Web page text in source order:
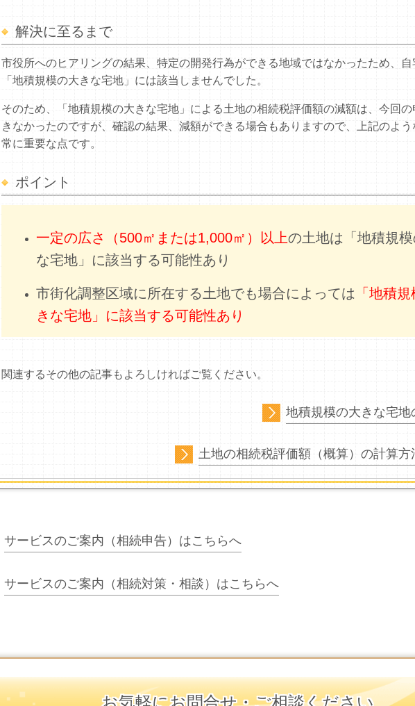
解決に至るまで
市役所へのヒアリングの結果、特定の開発行為ができる地域ではなかったため、自
「地積規模の大きな宅地」には該当しませんでした。
そのため、「地積規模の大きな宅地」による土地の相続税評価額の減額は、今回
きなかったのですが、確認の結果、減額ができる場合もありますので、上記のよ
常に重要な点です。
ポイント
一定の広さ（500㎡または1,000㎡）以上の土地は「地積規模
な宅地」に該当する可能性あり
市街化調整区域に所在する土地でも場合によっては 「地積
きな宅地」に該当する可能性あり
関連するその他の記事もよろしければご覧ください。
地積規模の大きな宅地
土地の相続税評価額（概算）の計算方
サービスのご案内（相続申告）はこちらへ
サービスのご案内（相続対策・相談）はこちらへ
お気軽にお問合せ・ご相談ください